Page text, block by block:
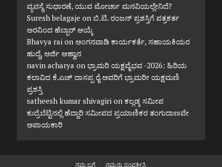
ವ್ಯವಸ್ಥೆ ಸುಧಾರಣೆ, ಯುವ ಮೋರ್ಚಾ ಮನವಿಯಲ್ಲೇನಿದೆ?
Suresh belagaje on ಬಿ.ಟಿ. ರಂಜನ್ ಪ್ರಶಸ್ತಿಗೆ ಪತ್ರಕರ್ತ
ಅರವಿಂದ ಹೆಬ್ಬಾರ್ ಆಯ್ಕೆ
Bhavya raion ಅಂಗನವಾಡಿ ಕಾರ್ಯಕರ್ತೆ, ಸಹಾಯಕಿಯರ
ಹುದ್ದೆ, ಅರ್ಜಿ ಆಹ್ವಾನ
navin acharya on ಭ್ರಾಮರಿ ಯಕ್ಷವೈಭವ -2026: ಹಿರಿಯ
ಕಲಾವಿದ ಕೆ.ಎಚ್ ದಾಸಪ್ಪ ರೈ ಅವರಿಗೆ ಭ್ರಾಮರೀ ಯಕ್ಷಮಣಿ
ಪ್ರಶಸ್ತಿ
satheesh kumar shivagirion ಕಲ್ಲಡ್ಕ ಸಮೀಪ
ಕುದ್ರೆಬೆಟ್ಟಿನಲ್ಲಿ ಹೆದ್ದಾರಿ ಸಮೀಪದ ಪ್ರಯಾಣಿಕರ ತಂಗುದಾಣವೇ
ಅಪಾಯಕಾರಿ
ನಮ್ಮ ಬಗ್ಗೆ ನಮ್ಮನ್ನು ಸಂಪರ್ಕಿಸಿ